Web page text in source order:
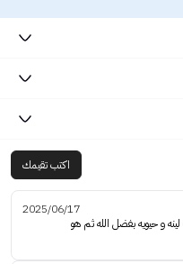
اكتب تقيمك
2025/06/17
و حيويه بفضل الله ثم هو